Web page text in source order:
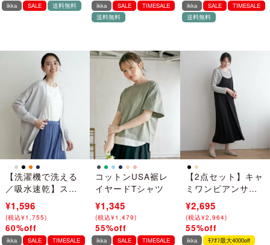
ikka SALE 送料無料
【洗濯機で洗える
／吸水速乾】スム
ースカーディガン
【UVカット】
¥3,990
(税込¥4,389)
→
¥1,596
(税込¥1,755)
60%off
ikka SALE
TIMESALE
送料無料
コットンUSA裾レ
イヤードTシャツ
¥2,990
(税込¥3,289)
→
¥1,345
(税込¥1,479)
55%off
ikka SALE
TIMESALE
送料無料
【2点セット】キャ
ミワンピアンサン
ブル
¥5,990
(税込¥6,589)
→
¥2,695
(税込¥2,964)
55%off
ikka SALE
TIMESALE
ikka SALE
TIMESALE
ikka
ﾓｱｵﾌ最大4000off